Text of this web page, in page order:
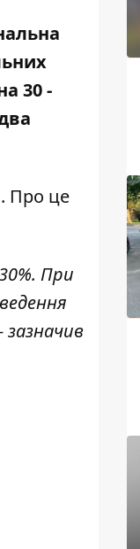
30 -
Про це
При
зазначив